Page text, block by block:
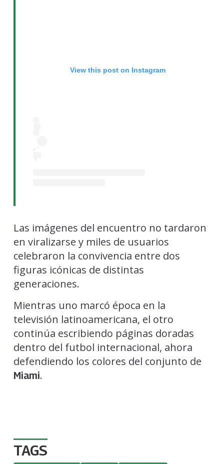
View this post on Instagram
Las imágenes del encuentro no tardaron
en viralizarse y miles de usuarios
celebraron la convivencia entre dos
figuras icónicas de distintas
generaciones.
Mientras uno marcó época en la
televisión latinoamericana, el otro
continúa escribiendo páginas doradas
dentro del futbol internacional, ahora
defendiendo los colores del conjunto de
Miami.
TAGS